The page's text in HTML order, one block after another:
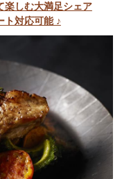
楽しむ大満足シェア
対応可能 ♪